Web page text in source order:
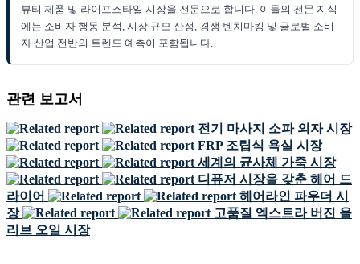
뷰티 제품 및 라이프스타일 시장을 전문으로 합니다. 이들의 전문 지식
에는 소비자 행동 분석, 시장 규모 산정, 경쟁 벤치마킹 및 글로벌 소비
자 산업 전반의 트렌드 예측이 포함됩니다.
관련 보고서
전기 마사지 소파 의자 시장
FRP 조립식 욕실 시장
세계의 균사체 가죽 시장
디퓨저 시장을 갖춘 헤어 드
라이어
헤어라인 파우더 시
장
고품질 엑스트라 버진 올
리브 오일 시장